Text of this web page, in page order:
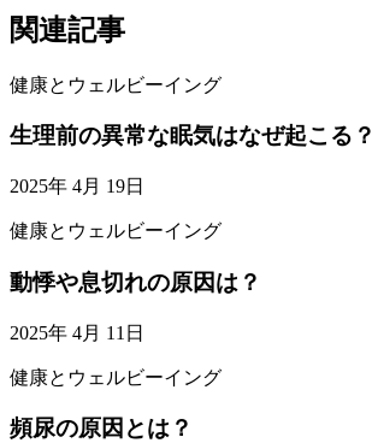
関連記事
健康とウェルビーイング
生理前の異常な眠気はなぜ起こる？
2025年 4月 19日
健康とウェルビーイング
動悸や息切れの原因は？
2025年 4月 11日
健康とウェルビーイング
頻尿の原因とは？